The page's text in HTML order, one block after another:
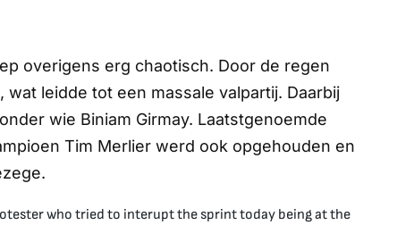
overigens erg chaotisch. Door de regen
leidde tot een massale valpartij. Daarbij
wie Biniam Girmay. Laatstgenoemde
Tim Merlier werd ook opgehouden en
who tried to interupt the sprint today being at the